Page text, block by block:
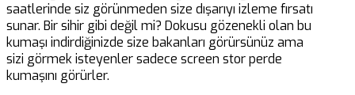
saatlerinde siz görünmeden size dışarıyı izleme fırsatı
sunar. Bir sihir gibi değil mi? Dokusu gözenekli olan bu
kumaşı indirdiğinizde size bakanları görürsünüz ama
sizi görmek isteyenler sadece screen stor perde
kumaşını görürler.